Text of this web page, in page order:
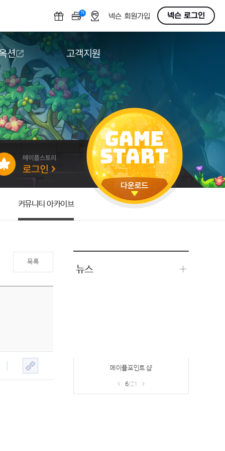
N OFF넥슨 회원가입 넥슨 로그인
션
션
고객지원
다운로드
도움말/1:1문의
버그악용/불법프로그램 신고
게임 접근성
커뮤니티 아카이브
목록
뉴스
메이플포인트 샵
6/21